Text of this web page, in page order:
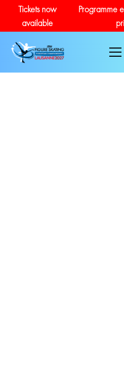
Tickets now
available
Programme